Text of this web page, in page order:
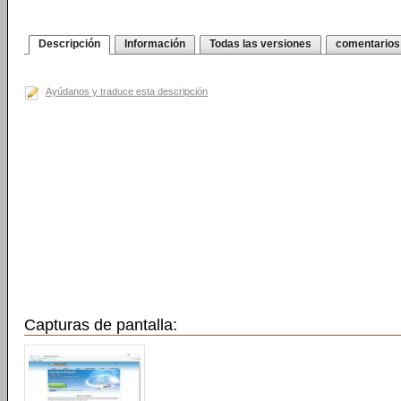
Descripción Información Todas las versiones comentarios
Ayúdanos y traduce esta descripción
Capturas de pantalla: